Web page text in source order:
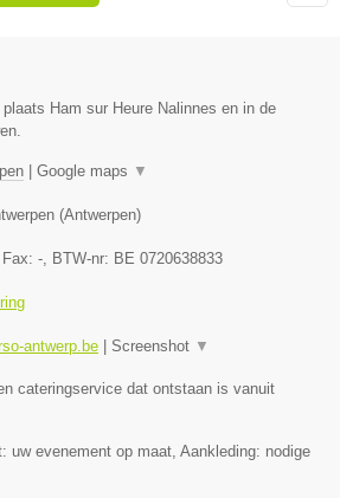
Ham sur Heure Nalinnes en in de
| Google maps ▼
(Antwerpen)
, Fax: - , BTW-nr: BE 0720638833
antwerp.be | Screenshot ▼
cateringservice dat ontstaan is vanuit
uw evenement op maat, Aankleding: nodige